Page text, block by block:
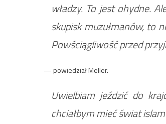
władzy. To jest ohydne.
skupisk muzułmanów, to
Powściągliwość przed
— powiedział Meller.
Uwielbiam jeździć do
chciałbym mieć świat